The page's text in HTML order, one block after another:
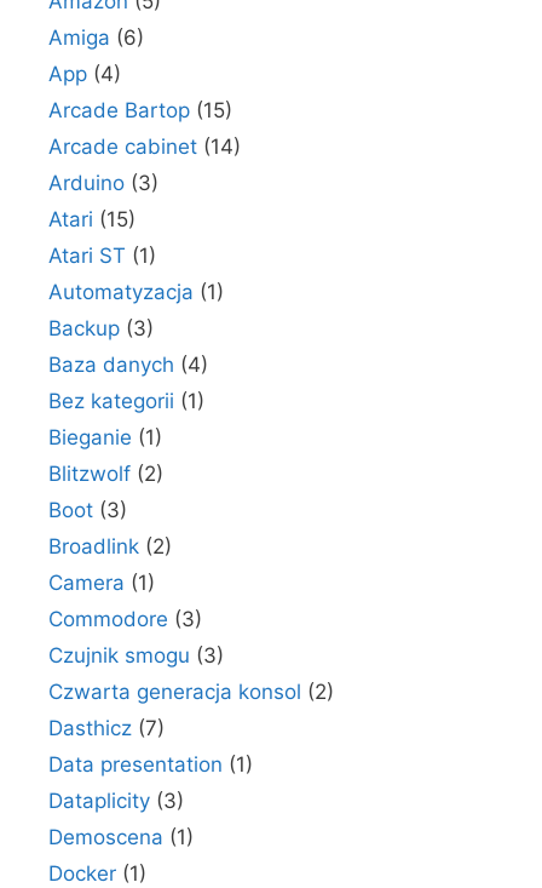
Amiga (6)
App (4)
Arcade Bartop (15)
Arcade cabinet (14)
Arduino (3)
Atari (15)
Atari ST (1)
Automatyzacja (1)
Backup (3)
Baza danych (4)
Bez kategorii (1)
Bieganie (1)
Blitzwolf (2)
Boot (3)
Broadlink (2)
Camera (1)
Commodore (3)
Czujnik smogu (3)
Czwarta generacja konsol (2)
Dasthicz (7)
Data presentation (1)
Dataplicity (3)
Demoscena (1)
Docker (1)